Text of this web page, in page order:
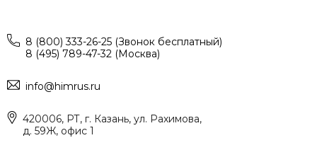
8 (800) 333-26-25 (Звонок бесплатный)
8 (495) 789-47-32 (Москва)
info@himrus.ru
420006, РТ, г. Казань, ул. Рахимова,
д. 59Ж, офис 1